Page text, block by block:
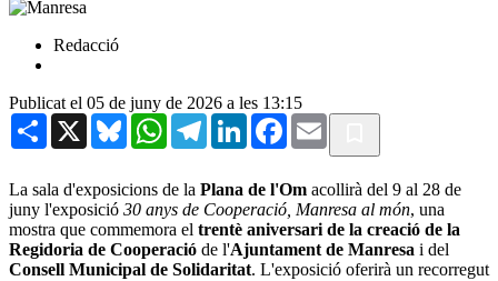
Redacció
Publicat el 05 de juny de 2026 a les 13:15
Share X BlueskyWhatsAppTelegramLinkedInFacebook
Email
La sala d'exposicions de la Plana de l'Om acollirà del 9 al 28 de
juny l'exposició 30 anys de Cooperació, Manresa al món, una
mostra que commemora el trentè aniversari de la creació de la
Regidoria de Cooperació de l'Ajuntament de Manresa i del
Consell Municipal de Solidaritat. L'exposició oferirà un recorregut